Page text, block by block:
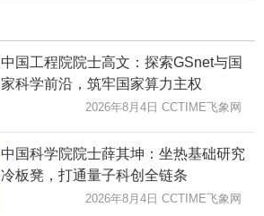
中国工程院院士高文：探索GSnet与国
家科学前沿，筑牢国家算力主权
2026年8月4日 CCTIME飞象网
中国科学院院士薛其坤：坐热基础研究
冷板凳，打通量子科创全链条
2026年8月4日 CCTIME飞象网